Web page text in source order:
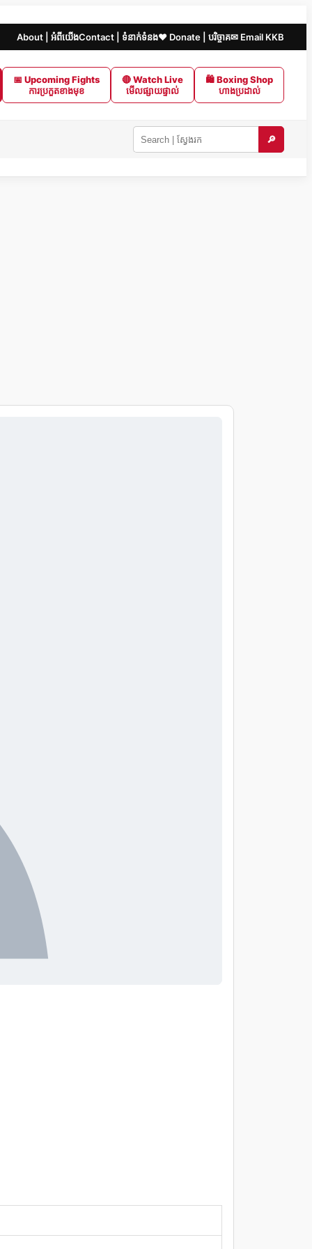
About | អំពីយើងContact | ទំនាក់ទំនង❤️ Donate | បរិច្ចាគ✉ Email KKB
📅 Upcoming Fights
ការប្រកួតខាងមុខ
🔴 Watch Live
មើលផ្សាយផ្ទាល់
🛍 Boxing Shop
ហាងប្រដាល់
Search
🔎